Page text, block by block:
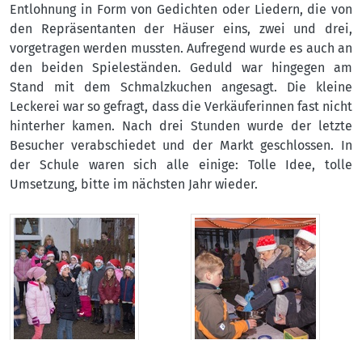
Entlohnung in Form von Gedichten oder Liedern, die von
den Repräsentanten der Häuser eins, zwei und drei,
vorgetragen werden mussten. Aufregend wurde es auch an
den beiden Spieleständen. Geduld war hingegen am
Stand mit dem Schmalzkuchen angesagt. Die kleine
Leckerei war so gefragt, dass die Verkäuferinnen fast nicht
hinterher kamen. Nach drei Stunden wurde der letzte
Besucher verabschiedet und der Markt geschlossen. In
der Schule waren sich alle einige: Tolle Idee, tolle
Umsetzung, bitte im nächsten Jahr wieder.